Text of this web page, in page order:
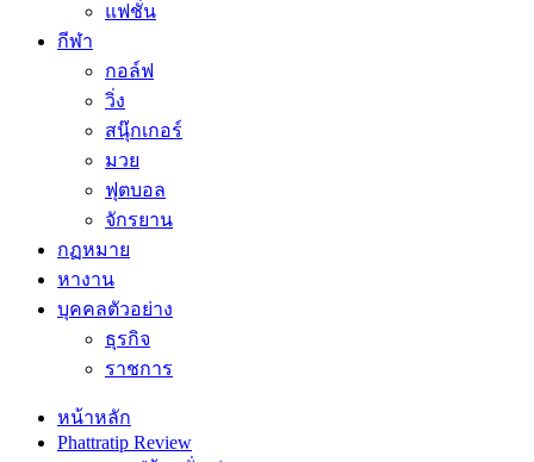
แฟชั่น
กีฬา
กอล์ฟ
วิ่ง
สนุ๊กเกอร์
มวย
ฟุตบอล
จักรยาน
กฏหมาย
หางาน
บุคคลตัวอย่าง
ธุรกิจ
ราชการ
หน้าหลัก
Phattratip Review